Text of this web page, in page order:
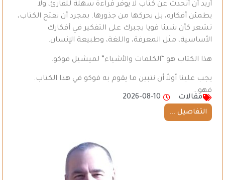
أريد أن أتحدث عن كتاب لا يوفر قراءة سهلة للقارئ، ولا
يطمئن أفكاره، بل يحركها من جذورها. بمجرد أن تفتح الكتاب،
تشعر كأن شيئا قويا يجبرك على التفكير في أفكارك
الأساسية، مثل المعرفة، واللغة، وطبيعة الإنسان.
هذا الكتاب هو “الكلمات والأشياء” لميشيل فوكو.
يجب علينا أولاً أن نتبين ما يقوم به فوكو في هذا الكتاب.
فهو…
مقالات
2026-08-10
التفاصيل ...